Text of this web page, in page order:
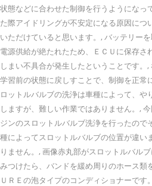
状態などに合わせた制御を行うようになっ
た際アイドリングが不安定になる原因につ
いただけていると思います。, バッテリー
電源供給が絶たれたため、ＥＣＵに保存さ
しまい不具合が発生したということです。
学習前の状態に戻しすことで、制御を正常
ロットルバルブの洗浄は車種によって、や
しますが、難しい作業ではありません。,
ジンのスロットルバルブ洗浄を行ったので
種によってスロットルバルブの位置が違い
りません。, 画像赤丸部がスロットルバル
みつけたら、バンドを緩め周りのホース類
ＵＲＥの泡タイプのコンディショナーです